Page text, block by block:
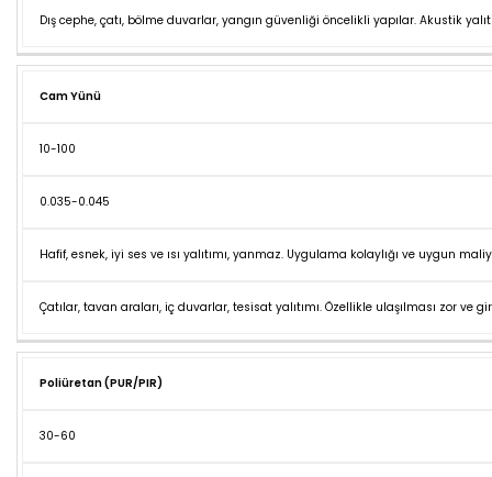
Dış cephe, çatı, bölme duvarlar, yangın güvenliği öncelikli yapılar. Akustik
Cam Yünü
10-100
0.035-0.045
Hafif, esnek, iyi ses ve ısı yalıtımı, yanmaz. Uygulama kolaylığı ve uygun
Çatılar, tavan araları, iç duvarlar, tesisat yalıtımı. Özellikle ulaşılması zor ve
Poliüretan (PUR/PIR)
30-60